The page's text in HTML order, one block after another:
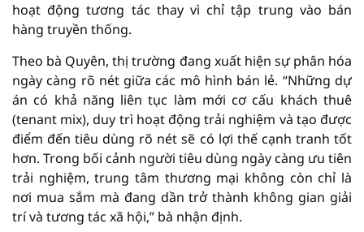
hoạt động tương tác thay vì chỉ tập trung vào bán
hàng truyền thống.
Theo bà Quyên, thị trường đang xuất hiện sự phân hóa
ngày càng rõ nét giữa các mô hình bán lẻ. “Những dự
án có khả năng liên tục làm mới cơ cấu khách thuê
(tenant mix), duy trì hoạt động trải nghiệm và tạo được
điểm đến tiêu dùng rõ nét sẽ có lợi thế cạnh tranh tốt
hơn. Trong bối cảnh người tiêu dùng ngày càng ưu tiên
trải nghiệm, trung tâm thương mại không còn chỉ là
nơi mua sắm mà đang dần trở thành không gian giải
trí và tương tác xã hội,” bà nhận định.